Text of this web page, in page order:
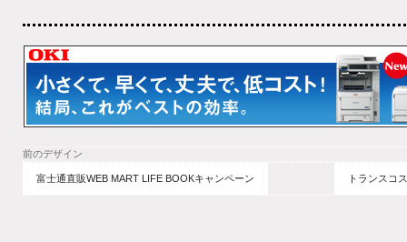
前のデザイン
富士通直販WEB MART LIFE BOOKキャンペーン トランスコ